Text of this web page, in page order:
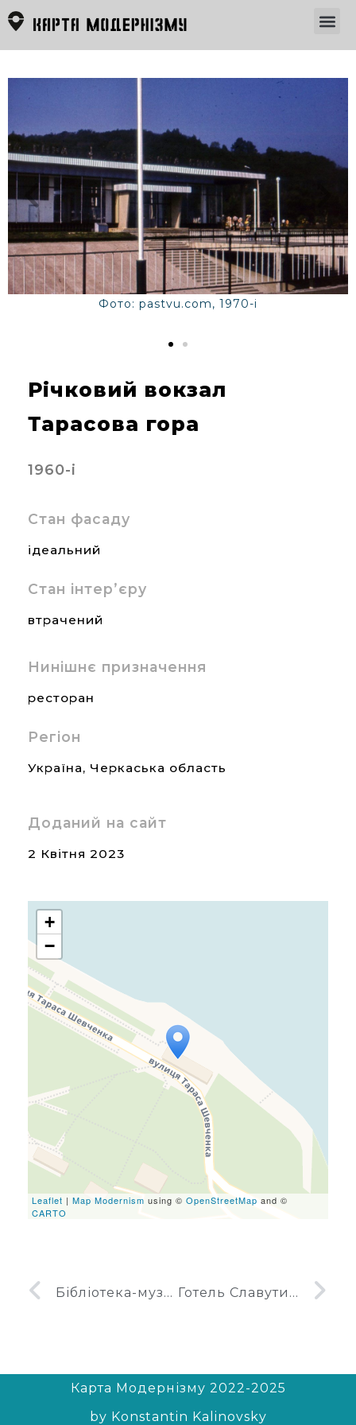
Фото: pastvu.com, 1970-і
Річковий вокзал
Тарасова гора
1960-і
Стан фасаду
ідеальний
Стан інтер’єру
втрачений
Нинішнє призначення
ресторан
Регіон
Україна, Черкаська область
Доданий на сайт
2 Квітня 2023
Travelers' Map is loading...
If you see this after your
page is loaded completely,
leafletJS files are missing.
+
−
Leaflet | Map Modernism using © OpenStreetMap and ©
CARTO
Бібліотека-музей імені А. П. Гайдара Готель Славутич у Каневі
Карта Модернізму 2022-2025
by Konstantin Kalinovsky